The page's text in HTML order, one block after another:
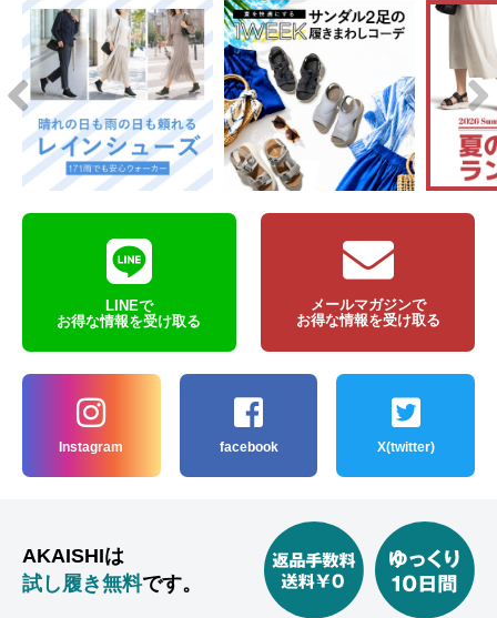
LINEで
お得な情報を受け取る
メールマガジンで
お得な情報を受け取る
Instagram facebook X(twitter)
AKAISHIは
試し履き無料です。